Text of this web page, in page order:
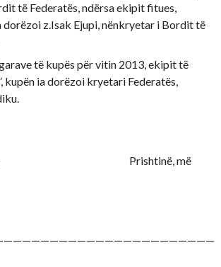
të Federatës, ndërsa ekipit fitues,
dorëzoi z.Isak Ejupi, nënkryetar i Bordit të
të kupës për vitin 2013, ekipit të
kupën ia dorëzoi kryetari Federatës,
Prishtinë, më